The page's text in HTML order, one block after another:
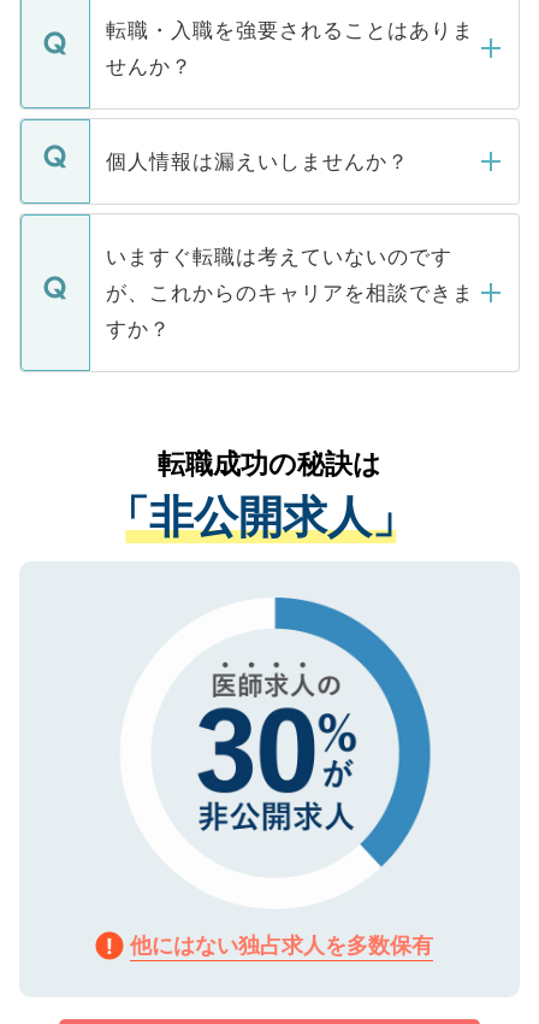
いただきますので、しばらくお待ちくださ
うち約3割は、Webサイトからご覧いただ
けない「非公開求人」です。非公開求人は
下記の理由によって、一般には公開してい
ません。
■応募殺到を避けるため 人気のある医療機
関を公にしてしまうと、応募が殺到する場
に、医療機関が求める条件に合った人材の
みを人材紹介会社に依頼するケースが増え
ています。
転職・入職を強要されることはありま
せんか？
転職・入職を強要することは一切ありませ
ん。また、仮に応募先から内定をいただい
定を承諾する必要はありません。内定先へ
の辞退の連絡はキャリアパートナーが行い
個人情報は漏えいしませんか？
個人情報が漏えいすることはありませんの
で、ご安心ください。当サイトからの登録
などで収集したご登録者様の個人情報は、
ご本人のキャリアアップおよび転職活動の
支援を目的に使用いたします。お預かりし
ているすべての個人データはご本人の許可
は、個人情報の取り扱いについての厳密な
管理基準を満たした事業者のみに付与され
る、プライバシーマークを取得済みです。
で、機密保持に関してもご安心ください。
いますぐ転職は考えていないのです
が、これからのキャリアを相談できま
すか？
かがいして、現在の医療機関の状況や紹介
経験をまじえながら、適切なアドバイスを
させていただきます。すぐにご転職をされ
ない方には、長期的なサポートが可能です
ので、まずはご登録ください。
転職成功の秘訣は
「非公開求人」
他にはない独占求人を多数保有